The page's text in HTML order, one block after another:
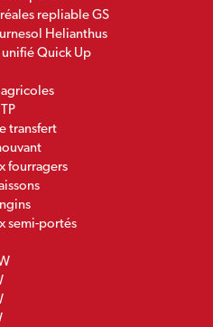
repliable GS
Helianthus
Quick Up
agricoles
transfert
fourragers
semi-portés